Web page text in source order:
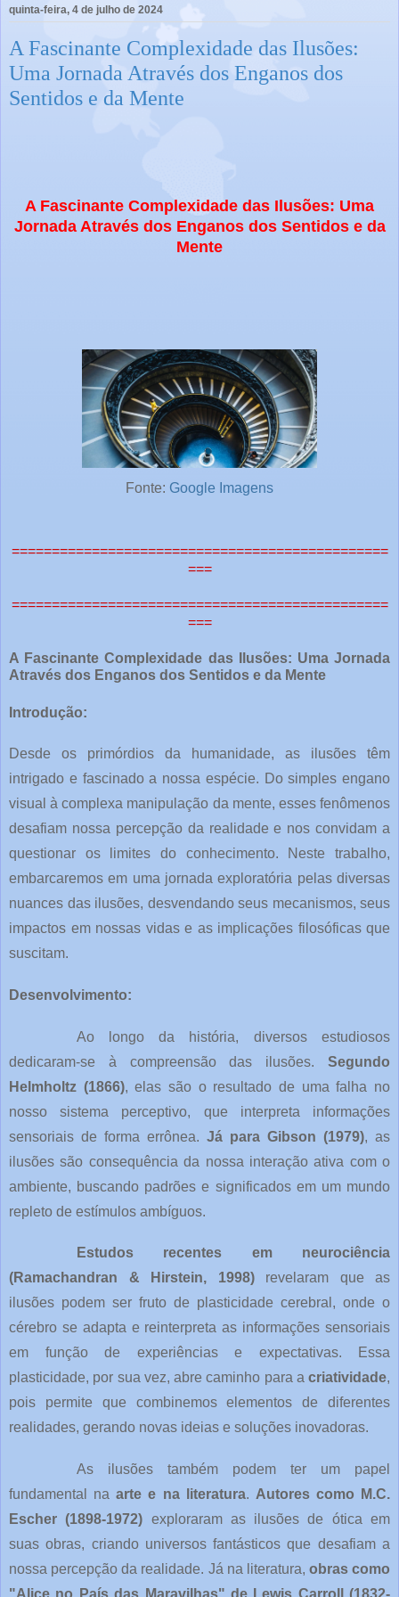
quinta-feira, 4 de julho de 2024
A Fascinante Complexidade das Ilusões:
Uma Jornada Através dos Enganos dos
Sentidos e da Mente
A Fascinante Complexidade das Ilusões: Uma
Jornada Através dos Enganos dos Sentidos e da
Mente
Fonte: Google Imagens
===============================================
===
===============================================
===
A Fascinante Complexidade das Ilusões: Uma Jornada
Através dos Enganos dos Sentidos e da Mente
Introdução:
Desde os primórdios da humanidade, as ilusões têm
intrigado e fascinado a nossa espécie. Do simples engano
visual à complexa manipulação da mente, esses fenômenos
desafiam nossa percepção da realidade e nos convidam a
questionar os limites do conhecimento. Neste trabalho,
embarcaremos em uma jornada exploratória pelas diversas
nuances das ilusões, desvendando seus mecanismos, seus
impactos em nossas vidas e as implicações filosóficas que
suscitam.
Desenvolvimento:
Ao longo da história, diversos estudiosos
dedicaram-se à compreensão das ilusões. Segundo
Helmholtz (1866), elas são o resultado de uma falha no
nosso sistema perceptivo, que interpreta informações
sensoriais de forma errônea. Já para Gibson (1979), as
ilusões são consequência da nossa interação ativa com o
ambiente, buscando padrões e significados em um mundo
repleto de estímulos ambíguos.
Estudos recentes em neurociência
(Ramachandran & Hirstein, 1998)revelaram que as
ilusões podem ser fruto de plasticidade cerebral, onde o
cérebro se adapta e reinterpreta as informações sensoriais
em função de experiências e expectativas. Essa
plasticidade, por sua vez, abre caminho para a criatividade,
pois permite que combinemos elementos de diferentes
realidades, gerando novas ideias e soluções inovadoras.
As ilusões também podem ter um papel
fundamental naarte e na literatura. Autores como M.C.
Escher (1898-1972) exploraram as ilusões de ótica em
suas obras, criando universos fantásticos que desafiam a
nossa percepção da realidade. Já na literatura, obras como